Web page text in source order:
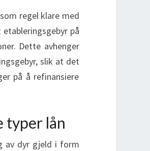
regel klare med
på
Dette avhenger
slik at det
på å refinansiere
typer lån
av dyr gjeld i form